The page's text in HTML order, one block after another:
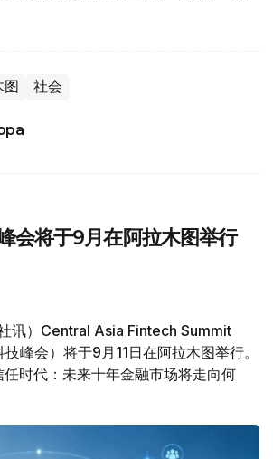
图 社会
会将于9月在阿拉木图举行
社讯）Central Asia Fintech Summit
峰会）将于9月11日在阿拉木图举行。
时代：未来十年金融市场将走向何